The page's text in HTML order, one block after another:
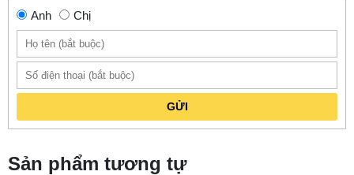
Anh Chị
GỬI
Sản phẩm tương tự